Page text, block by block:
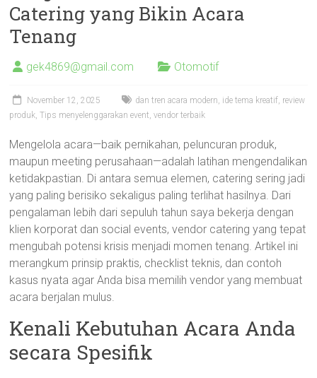
Catering yang Bikin Acara
Tenang
gek4869@gmail.com Otomotif
November 12, 2025 dan tren acara modern, ide tema kreatif, review
produk,Tips menyelenggarakan event,vendor terbaik
Mengelola acara—baik pernikahan, peluncuran produk,
maupun meeting perusahaan—adalah latihan mengendalikan
ketidakpastian. Di antara semua elemen, catering sering jadi
yang paling berisiko sekaligus paling terlihat hasilnya. Dari
pengalaman lebih dari sepuluh tahun saya bekerja dengan
klien korporat dan social events, vendor catering yang tepat
mengubah potensi krisis menjadi momen tenang. Artikel ini
merangkum prinsip praktis, checklist teknis, dan contoh
kasus nyata agar Anda bisa memilih vendor yang membuat
acara berjalan mulus.
Kenali Kebutuhan Acara Anda
secara Spesifik